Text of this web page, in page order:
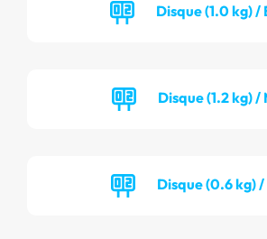
Disque (1.0 kg) /
Disque (1.2 kg) /
Disque (0.6 kg) /